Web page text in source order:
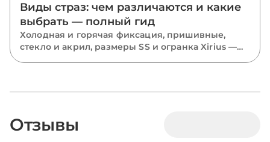
Виды страз: чем различаются и какие
выбрать — полный гид
Холодная и горячая фиксация, пришивные,
стекло и акрил, размеры SS и огранка Xirius —
Отзывы